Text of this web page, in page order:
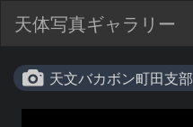
天体写真ギャラリー
天文バカボン町田支部